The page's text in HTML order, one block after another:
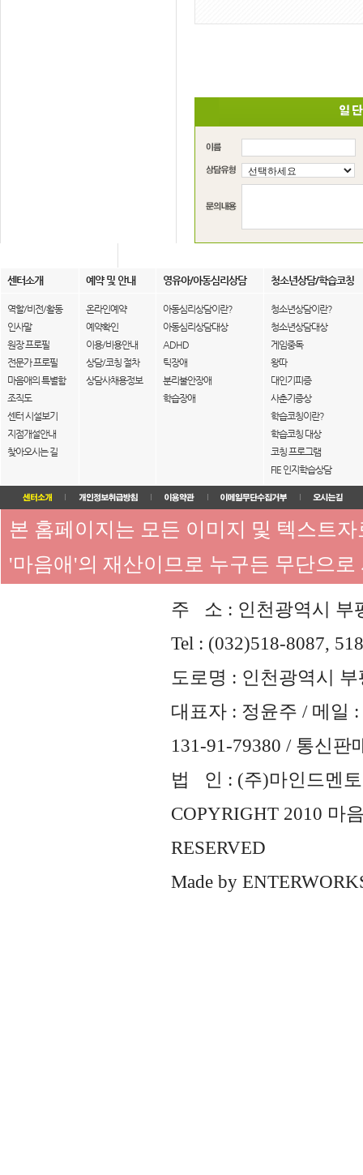
센터소개 예약 및 안내 영유아/아동심리상담 청소년상담/학습코칭
역할/비전/활동
인사말
원장 프로필
전문가 프로필
마음애의 특별함
조직도
센터 시설보기
지점개설안내
찾아오시는 길
온라인예약
예약확인
이용/비용안내
상담/코칭 절차
상담사채용정보
아동심리상담이란?
아동심리상담대상
ADHD
틱장애
분리불안장애
학습장애
청소년상담이란?
청소년상담대상
게임중독
왕따
대인기피증
사춘기증상
학습코칭이란?
학습코칭 대상
코칭 프로그램
FIE 인지학습상담
본 홈페이지는 모든 이미지 및 텍스트
'마음애'의 재산이므로 누구든 무단으
주 소 : 인천광역시 부
Tel : (032)518-8087,
도로명 : 인천광역시
대표자 : 정윤주 / 메일 :
131-91-79380 / 통신판
법 인 : (주)마인드멘토
COPYRIGHT 2010 마
RESERVED
Made by